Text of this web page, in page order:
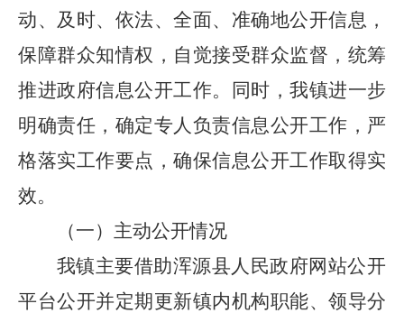
动、及时、依法、全面、准确地公开信息，
保障群众知情权，自觉接受群众监督，统筹
推进政府信息公开工作。同时，我镇进一步
明确责任，确定专人负责信息公开工作，严
格落实工作要点，确保信息公开工作取得实
效。
（一）主动公开情况
我镇主要借助浑源县人民政府网站公开
平台公开并定期更新镇内机构职能、领导分